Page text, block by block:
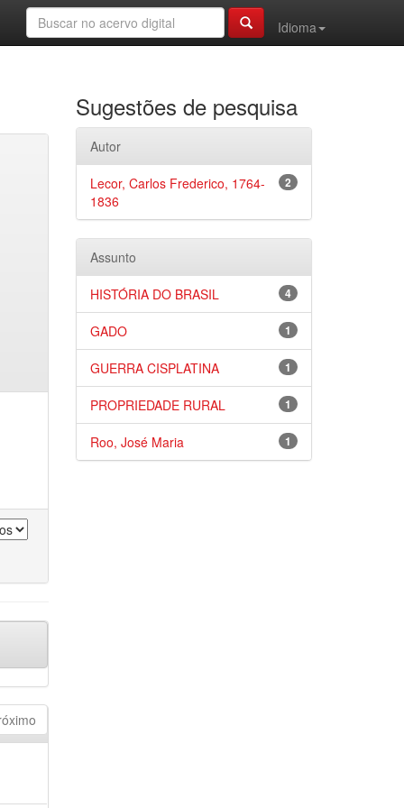
Idioma
Sugestões de pesquisa
Autor
2
Lecor, Carlos Frederico, 1764-
1836
Assunto
4
HISTÓRIA DO BRASIL
1
GADO
1
GUERRA CISPLATINA
1
PROPRIEDADE RURAL
1
Roo, José Maria